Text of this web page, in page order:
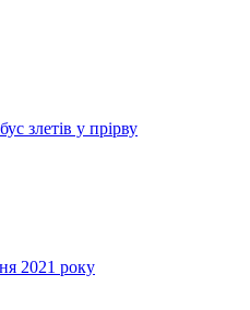
злетів у прірву
2021 року